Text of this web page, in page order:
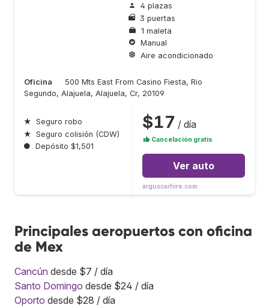
4 plazas
3 puertas
1 maleta
Manual
Aire acondicionado
Oficina
500 Mts East From Casino Fiesta, Rio
Segundo, Alajuela, Alajuela, Cr, 20109
★ Seguro robo
★ Seguro colisión (CDW)
● Depósito $1,501
$17 / día
Cancelación gratis
Ver auto
arguscarhire.com
Principales aeropuertos con oficina
de Mex
Cancún desde $7 / día
Santo Domingo desde $24 / día
Oporto desde $28 / día